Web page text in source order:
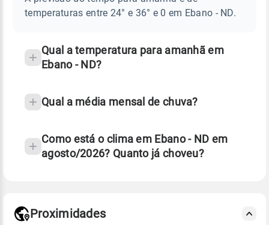
chuva
temperatura
temperaturas entre 24° e 36° e 0 em Ebano - ND.
Qual a temperatura para amanhã em
Ebano - ND?
Qual a média mensal de chuva?
Como está o clima em Ebano - ND em
agosto/2026? Quanto já choveu?
Proximidades